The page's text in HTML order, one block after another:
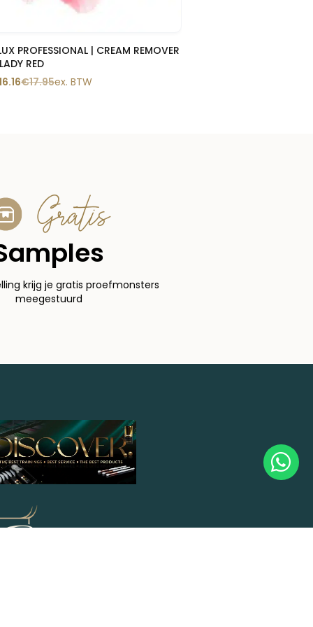
Snelle blik
PROFESSIONAL | CREAM REMOVER
RED
€17.95ex. BTW
Gratis
krijg je gratis proefmonsters
meegestuurd